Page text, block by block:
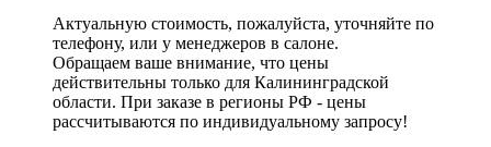
Актуальную стоимость, пожалуйста, уточняйте по
телефону, или у менеджеров в салоне.
Обращаем ваше внимание, что цены
действительны только для Калининградской
области. При заказе в регионы РФ - цены
рассчитываются по индивидуальному запросу!